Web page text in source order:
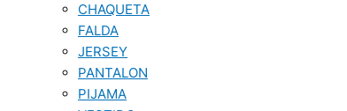
CHAQUETA
FALDA
JERSEY
PANTALON
PIJAMA